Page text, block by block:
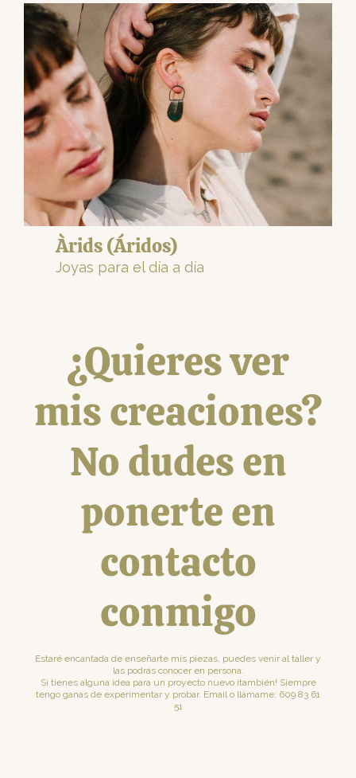
Àrids (Áridos)
Joyas para el día a día
¿Quieres ver
mis creaciones?
No dudes en
ponerte en
contacto
conmigo
Estaré encantada de enseñarte mis piezas, puedes venir al taller y
las podrás conocer en persona.
Si tienes alguna idea para un proyecto nuevo ¡también! Siempre
tengo ganas de experimentar y probar. Emailo llámame: 609 83 61
51